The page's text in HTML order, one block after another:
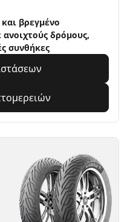
βρεγμένο
δρόμους,
συνθήκες